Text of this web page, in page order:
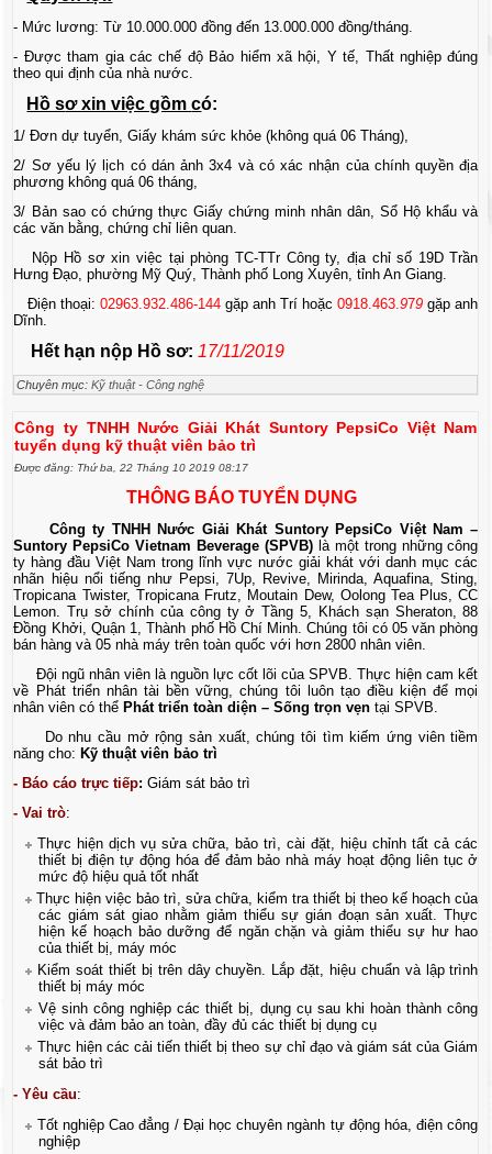
- Mức lương: Từ 10.000.000 đồng đến 13.000.000 đồng/tháng.
- Được tham gia các chế độ Bảo hiểm xã hội, Y tế, Thất nghiệp đúng
theo qui định của nhà nước.
Hồ sơ xin việc gồmcó:
1/ Đơn dự tuyển, Giấy khám sức khỏe (không quá 06 Tháng),
2/ Sơ yếu lý lịch có dán ảnh 3x4 và có xác nhận của chính quyền địa
phương không quá 06 tháng,
3/ Bản sao có chứng thực Giấy chứng minh nhân dân, Sổ Hộ khẩu và
các văn bằng, chứng chỉ liên quan.
Nộp Hồ sơ xin việc tại phòng TC-TTr Công ty, địa chỉ số 19D Trần
Hưng Đạo, phường Mỹ Quý, Thành phố Long Xuyên, tỉnh An Giang.
Điện thoại: 02963.932.486-144gặp anh Trí hoặc0918.463.979gặp anh
Dĩnh.
Hết hạn nộp Hồ sơ: 17/11/2019
Chuyên mục:Kỹ thuật - Công nghệ
Công ty TNHH Nước Giải Khát Suntory PepsiCo Việt Nam
tuyển dụng kỹ thuật viên bảo trì
Được đăng: Thứ ba, 22 Tháng 10 2019 08:17
THÔNG BÁO TUYỂN DỤNG
Công ty TNHH Nước Giải Khát Suntory PepsiCo Việt Nam –
Suntory PepsiCo Vietnam Beverage (SPVB) là một trong những công
ty hàng đầu Việt Nam trong lĩnh vực nước giải khát với danh mục các
nhãn hiệu nổi tiếng như Pepsi, 7Up, Revive, Mirinda, Aquafina, Sting,
Tropicana Twister, Tropicana Frutz, Moutain Dew, Oolong Tea Plus, CC
Lemon. Trụ sở chính của công ty ở Tầng 5, Khách sạn Sheraton, 88
Đồng Khởi, Quận 1, Thành phố Hồ Chí Minh. Chúng tôi có 05 văn phòng
bán hàng và 05 nhà máy trên toàn quốc với hơn 2800 nhân viên.
Đội ngũ nhân viên là nguồn lực cốt lõi của SPVB. Thực hiện cam kết
về Phát triển nhân tài bền vững, chúng tôi luôn tạo điều kiện để mọi
nhân viên có thể Phát triển toàn diện – Sống trọn vẹntại SPVB.
Do nhu cầu mở rộng sản xuất, chúng tôi tìm kiếm ứng viên tiềm
năng cho: Kỹ thuật viên bảo trì
- Báo cáo trực tiếp:Giám sát bảo trì
- Vai trò:
Thực hiện dịch vụ sửa chữa, bảo trì, cài đặt, hiệu chỉnh tất cả các
thiết bị điện tự động hóa để đảm bảo nhà máy hoạt động liên tục ở
mức độ hiệu quả tốt nhất
Thực hiện việc bảo trì, sửa chữa, kiểm tra thiết bị theo kế hoạch của
các giám sát giao nhằm giảm thiểu sự gián đoạn sản xuất. Thực
hiện kế hoạch bảo dưỡng để ngăn chặn và giảm thiểu sự hư hao
của thiết bị, máy móc
Kiểm soát thiết bị trên dây chuyền. Lắp đặt, hiệu chuẩn và lập trình
thiết bị máy móc
Vệ sinh công nghiệp các thiết bị, dụng cụ sau khi hoàn thành công
việc và đảm bảo an toàn, đầy đủ các thiết bị dụng cụ
Thực hiện các cải tiến thiết bị theo sự chỉ đạo và giám sát của Giám
sát bảo trì
- Yêu cầu:
Tốt nghiệp Cao đẳng / Đại học chuyên ngành tự động hóa, điện công
nghiệp